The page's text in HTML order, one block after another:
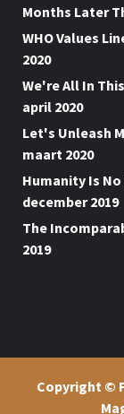
Months Later
WHO Values
2020
We're All In
april 2020
Let's Unleash
maart 2020
Humanity Is
december 2019
The
2019
Copyright ©